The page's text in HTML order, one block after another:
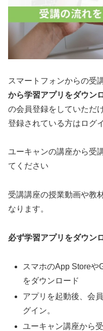
スマートフォンからの受
から学習アプリをダウン
の会員登録をしていただ
登録されている方はログ
ユーキャンの講座から受
てください
受講講座の授業動画や教
なります。
必ず学習アプリをダウン
スマホのApp Storeや
をダウンロード
アプリを起動後、会
グイン。
ユーキャン講座から